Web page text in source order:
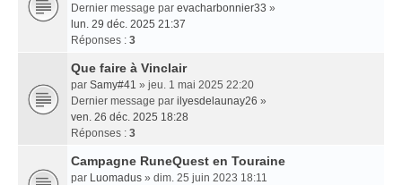
Dernier message par evacharbonnier33 »
lun. 29 déc. 2025 21:37
Réponses : 3
Que faire à Vinclair
par Samy#41 » jeu. 1 mai 2025 22:20
Dernier message par ilyesdelaunay26 »
ven. 26 déc. 2025 18:28
Réponses : 3
Campagne RuneQuest en Touraine
par Luomadus » dim. 25 juin 2023 18:11